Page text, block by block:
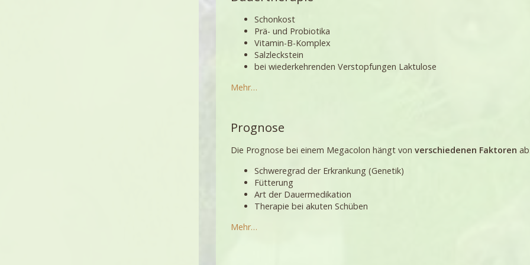
Schonkost
Prä- und Probiotika
Vitamin-B-Komplex
Salzleckstein
bei wiederkehrenden Verstopfungen Laktulose
Mehr…
Prognose
Die Prognose bei einem Megacolon hängt vonverschiedenen Faktoren
Schweregrad der Erkrankung (Genetik)
Fütterung
Art der Dauermedikation
Therapie bei akuten Schüben
Mehr…